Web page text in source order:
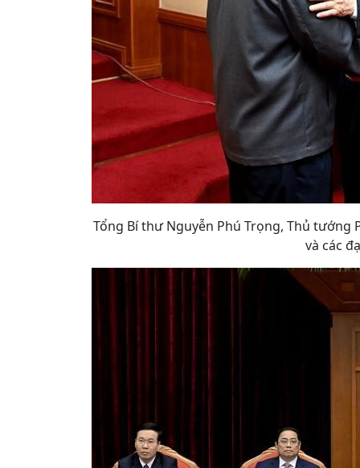
Tổng Bí thư Nguyễn Phú Trọng, Thủ
và các